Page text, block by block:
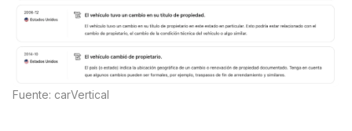
Fuente: carVertical